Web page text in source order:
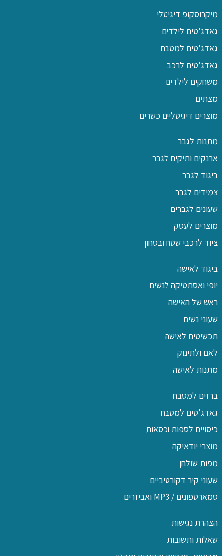
מיקרוסקופ דיגיטלי
גאדג'טים לילדים
גאדג'טים למטבח
גאדג'טים לרכב
משחקים לילדים
מצתים
מוצרים דיגיטליים כשרים
מתנות לגבר
ארנקים ותיקים לגבר
ביגוד לגבר
צמידים לגבר
שעונים לגברים
מוצרים לעסק
ציוד לרכבי שטח ובטחון
ביגוד לאישה
יופי ואסתטיקה לנשים
ראש של האישה
שעוני נשים
תכשיטים לאישה
לאם ולתינוק
מתנות לאישה
ברזים למטבח
גאדג'טים למטבח
כיסויים לספות וכסאות
מוצרי יודאיקה
מפות שולחן
שעוני קיר דקורטיביים
סמארטפונים / MP3 ואביזרים
הצהרת נגישות
שאלות ותשובות